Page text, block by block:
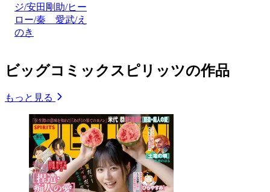
ジ/安田剛助/ヒー
ロー/秦 愛武/え
のき
ビッグコミックスピリッツの作品
もっと見る